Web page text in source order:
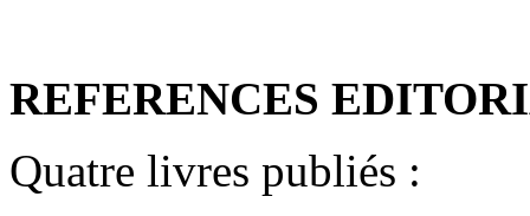
REFERENCES
Quatre livres publiés :